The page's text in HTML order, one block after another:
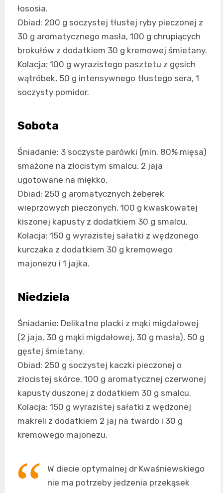
łososia.
Obiad: 200 g soczystej tłustej ryby pieczonej z
30 g aromatycznego masła, 100 g chrupiących
brokułów z dodatkiem 30 g kremowej śmietany.
Kolacja: 100 g wyrazistego pasztetu z gęsich
wątróbek, 50 g intensywnego tłustego sera, 1
soczysty pomidor.
Sobota
Śniadanie: 3 soczyste parówki (min. 80% mięsa)
smażone na złocistym smalcu, 2 jaja
ugotowane na miękko.
Obiad: 250 g aromatycznych żeberek
wieprzowych pieczonych, 100 g kwaskowatej
kiszonej kapusty z dodatkiem 30 g smalcu.
Kolacja: 150 g wyrazistej sałatki z wędzonego
kurczaka z dodatkiem 30 g kremowego
majonezu i 1 jajka.
Niedziela
Śniadanie: Delikatne placki z mąki migdałowej
(2 jaja, 30 g mąki migdałowej, 30 g masła), 50 g
gęstej śmietany.
Obiad: 250 g soczystej kaczki pieczonej o
złocistej skórce, 100 g aromatycznej czerwonej
kapusty duszonej z dodatkiem 30 g smalcu.
Kolacja: 150 g wyrazistej sałatki z wędzonej
makreli z dodatkiem 2 jaj na twardo i 30 g
kremowego majonezu.
W diecie optymalnej dr Kwaśniewskiego
nie ma potrzeby jedzenia przekąsek